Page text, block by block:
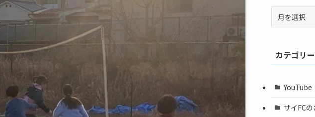
ブカテゴリー
YouTube
サイFC